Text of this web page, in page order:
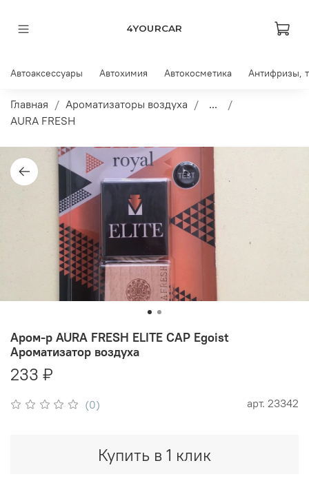
4YOURCAR
Автоаксессуары Автохимия Автокосметика Антифризы,
Главная Ароматизаторы воздуха
...
AURA FRESH
(0) арт. 23342
Аром-р AURA FRESH ELITE CAP Egoist
Ароматизатор воздуха
233 ₽
Купить в 1 клик